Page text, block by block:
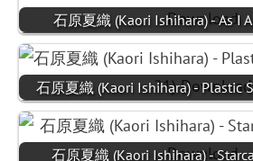
石原夏織 (Kaori Ishihara) - As I
石原夏織 (Kaori Ishihara) - Plastic
石原夏織 (Kaori Ishihara) -